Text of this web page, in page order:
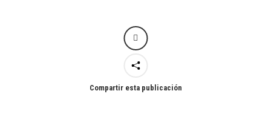
Compartir esta publicación